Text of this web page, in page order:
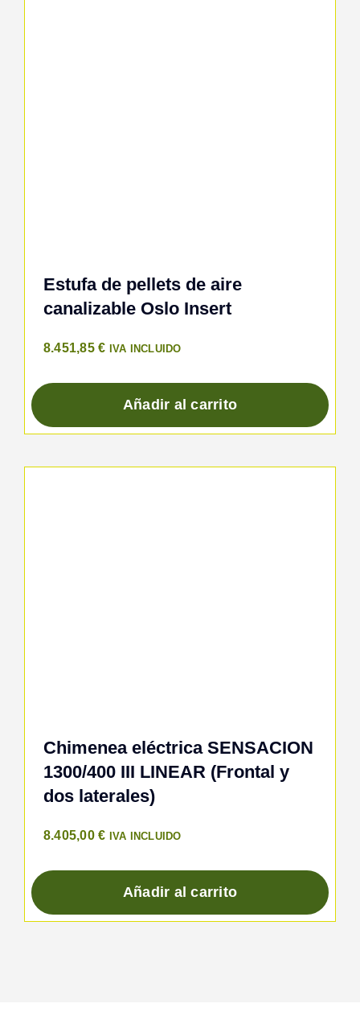
Estufa de pellets de aire
canalizable Oslo Insert
8.451,85€ IVA INCLUIDO
Añadir al carrito
Chimenea eléctrica SENSACION
1300/400 III LINEAR (Frontal y
dos laterales)
8.405,00€ IVA INCLUIDO
Añadir al carrito